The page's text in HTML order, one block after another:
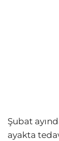
Şubat
ayakta